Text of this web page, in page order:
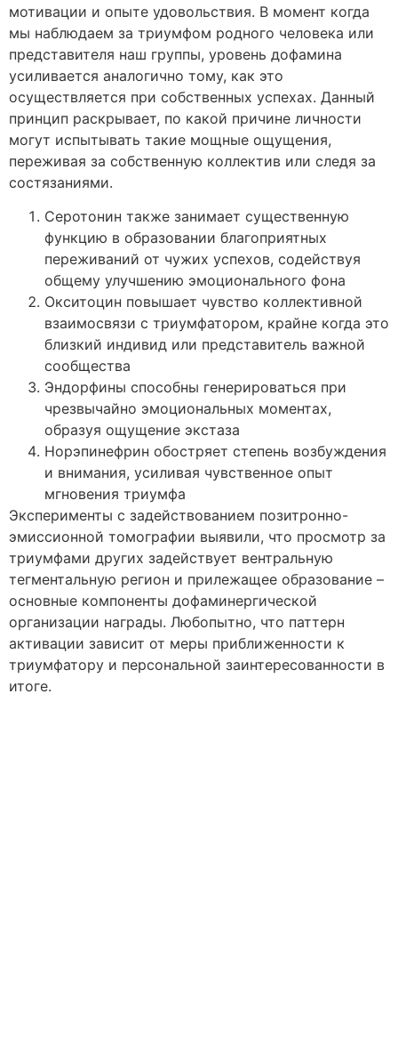
мотивации и опыте удовольствия. В момент когда
мы наблюдаем за триумфом родного человека или
представителя наш группы, уровень дофамина
усиливается аналогично тому, как это
осуществляется при собственных успехах. Данный
принцип раскрывает, по какой причине личности
могут испытывать такие мощные ощущения,
переживая за собственную коллектив или следя за
состязаниями.
Серотонин также занимает существенную
функцию в образовании благоприятных
переживаний от чужих успехов, содействуя
общему улучшению эмоционального фона
Окситоцин повышает чувство коллективной
взаимосвязи с триумфатором, крайне когда это
близкий индивид или представитель важной
сообщества
Эндорфины способны генерироваться при
чрезвычайно эмоциональных моментах,
образуя ощущение экстаза
Норэпинефрин обостряет степень возбуждения
и внимания, усиливая чувственное опыт
мгновения триумфа
Эксперименты с задействованием позитронно-
эмиссионной томографии выявили, что просмотр за
триумфами других задействует вентральную
тегментальную регион и прилежащее образование –
основные компоненты дофаминергической
организации награды. Любопытно, что паттерн
активации зависит от меры приближенности к
триумфатору и персональной заинтересованности в
итоге.